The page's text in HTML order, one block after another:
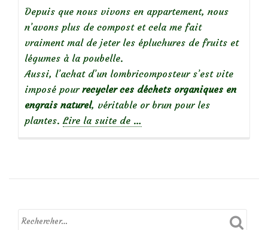
Depuis que nous vivons en appartement, nous
n’avons plus de compost et cela me fait
vraiment mal de jeter les épluchures de fruits et
légumes à la poubelle.
Aussi, l’achat d’un lombricomposteur s’est vite
imposé pour recycler ces déchets organiques en
engrais naturel, véritable or brun pour les
plantes. Lire la suite de
le
sur
…